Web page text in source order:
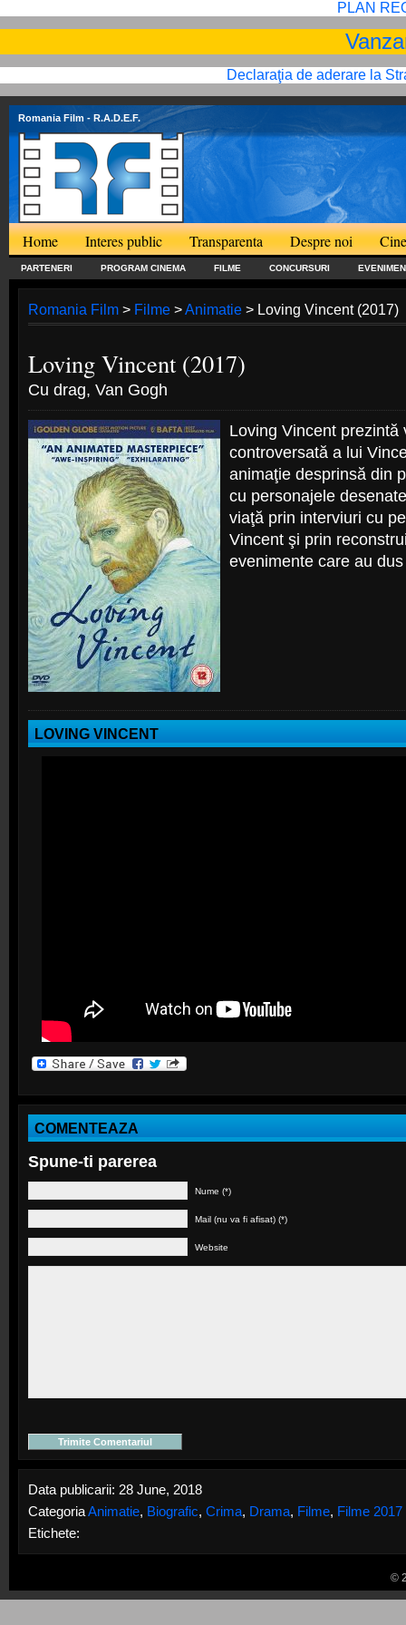
PLAN
Declaraţia de aderare la
Romania Film - R.A.D.E.F.
Home Interes public Transparenta Despre noi
PARTENERI PROGRAM CINEMA FILME CONCURSURI
Romania Film> Filme>Animatie> Loving Vincent (2017)
Loving Vincent (2017)
Cu drag, Van Gogh
Loving Vincent prezintă
controversată a lui
animaţie desprinsă din
cu personajele
viaţă prin interviuri cu
Vincent şi prin
evenimente care au
LOVING VINCENT
COMENTEAZA
Spune-ti parerea
Nume (*)
Mail (nu va fi afisat) (*)
Website
Data publicarii: 28 June, 2018
CategoriaAnimatie, Biografic, Crima, Drama, Filme, Filme 2017
Etichete:
©